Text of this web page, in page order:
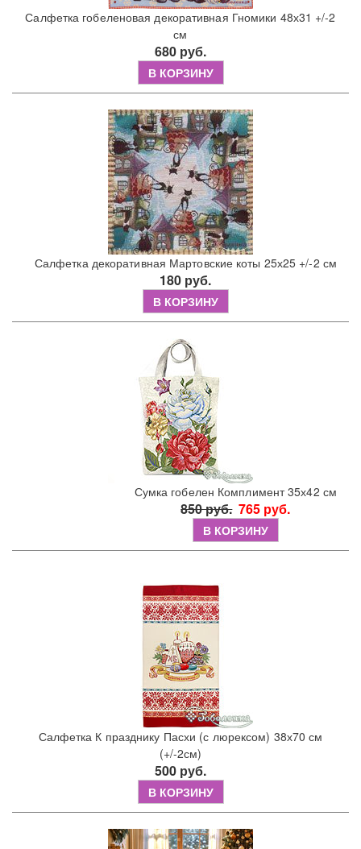
Салфетка гобеленовая декоративная Гномики 48х31 +/-2
см
680 руб.
В КОРЗИНУ
Салфетка декоративная Мартовские коты 25х25 +/-2 см
180 руб.
В КОРЗИНУ
Сумка гобелен Комплимент 35х42 см
850 руб. 765 руб.
В КОРЗИНУ
Салфетка К празднику Пасхи (с люрексом) 38х70 см
(+/-2см)
500 руб.
В КОРЗИНУ